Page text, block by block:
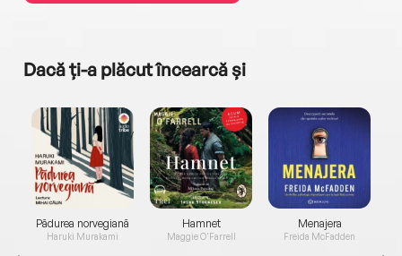
Dacă ți-a plăcut încearcă și
Pădurea norvegiană
Haruki Murakami
Hamnet
Maggie O'Farrell
Menajera
Freida McFadden